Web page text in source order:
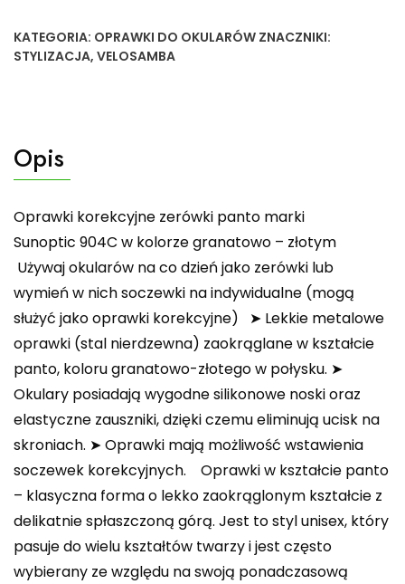
KATEGORIA: OPRAWKI DO OKULARÓW ZNACZNIKI:
STYLIZACJA, VELOSAMBA
Opis
Oprawki korekcyjne zerówki panto marki
Sunoptic 904C w kolorze granatowo – złotym
️Używaj okularów na co dzień jako zerówki lub
wymień w nich soczewki na indywidualne (mogą
służyć jako oprawki korekcyjne) ➤ Lekkie metalowe
oprawki (stal nierdzewna) zaokrąglane w kształcie
panto, koloru granatowo-złotego w połysku. ➤
Okulary posiadają wygodne silikonowe noski oraz
elastyczne zauszniki, dzięki czemu eliminują ucisk na
skroniach. ➤ Oprawki mają możliwość wstawienia
soczewek korekcyjnych. Oprawki w kształcie panto
– klasyczna forma o lekko zaokrąglonym kształcie z
delikatnie spłaszczoną górą. Jest to styl unisex, który
pasuje do wielu kształtów twarzy i jest często
wybierany ze względu na swoją ponadczasową